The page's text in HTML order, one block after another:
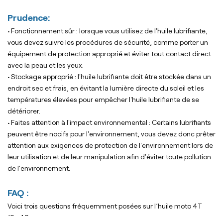
Prudence:
• Fonctionnement sûr : lorsque vous utilisez de l'huile lubrifiante,
vous devez suivre les procédures de sécurité, comme porter un
équipement de protection approprié et éviter tout contact direct
avec la peau et les yeux.
• Stockage approprié : l'huile lubrifiante doit être stockée dans un
endroit sec et frais, en évitant la lumière directe du soleil et les
températures élevées pour empêcher l'huile lubrifiante de se
détériorer.
• Faites attention à l'impact environnemental : Certains lubrifiants
peuvent être nocifs pour l'environnement, vous devez donc prêter
attention aux exigences de protection de l'environnement lors de
leur utilisation et de leur manipulation afin d'éviter toute pollution
de l'environnement.
FAQ :
Voici trois questions fréquemment posées sur l’huile moto 4T